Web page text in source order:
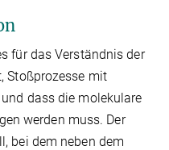
für das Verständnis der
Stoßprozesse mit
dass die molekulare
werden muss. Der
bei dem neben dem